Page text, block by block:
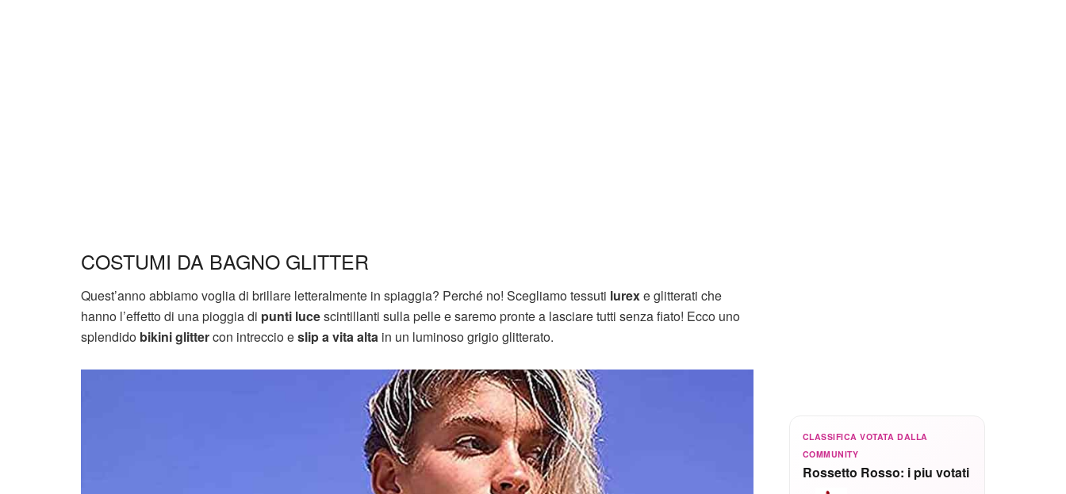
COSTUMI DA BAGNO GLITTER
Quest’anno abbiamo voglia di brillare letteralmente in spiaggia? Perché no! Scegliamo tessuti lurexe glitterati che
hanno l’effetto di una pioggia di punti lucescintillanti sulla pelle e saremo pronte a lasciare tutti senza fiato! Ecco uno
splendido bikini glittercon intreccio eslip a vita alta in un luminoso grigio glitterato.
CLASSIFICA VOTATA DALLA
COMMUNITY
Rossetto Rosso: i piu votati